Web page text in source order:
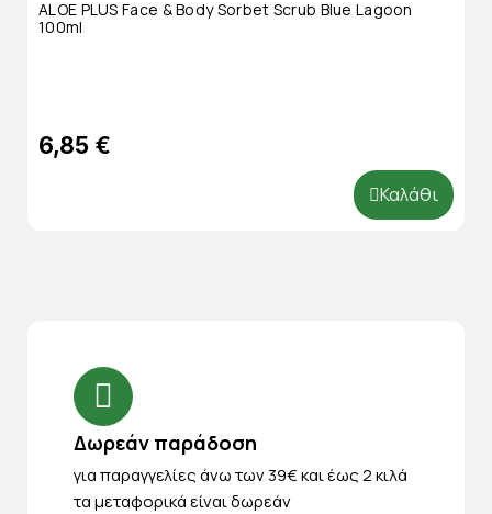
ALOE PLUS Face & Body Sorbet Scrub Blue Lagoon
100ml
6,85 €
Καλάθι
Δωρεάν παράδοση
για παραγγελίες άνω των 39€ και έως 2 κιλά
τα μεταφορικά είναι δωρεάν